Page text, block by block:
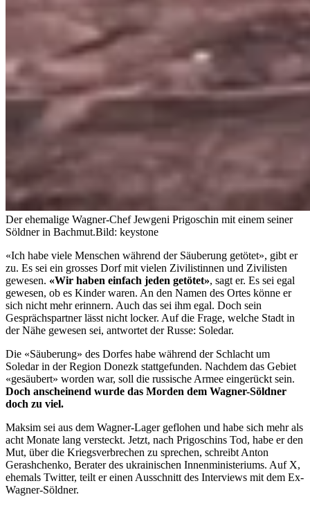
Der ehemalige Wagner-Chef Jewgeni Prigoschin mit einem seiner
Söldner in Bachmut.Bild: keystone
«Ich habe viele Menschen während der Säuberung getötet», gibt er
zu. Es sei ein grosses Dorf mit vielen Zivilistinnen und Zivilisten
gewesen. «Wir haben einfach jeden getötet», sagt er. Es sei egal
gewesen, ob es Kinder waren. An den Namen des Ortes könne er
sich nicht mehr erinnern. Auch das sei ihm egal. Doch sein
Gesprächspartner lässt nicht locker. Auf die Frage, welche Stadt in
der Nähe gewesen sei, antwortet der Russe: Soledar.
Die «Säuberung» des Dorfes habe während der Schlacht um
Soledar in der Region Donezk stattgefunden. Nachdem das Gebiet
«gesäubert» worden war, soll die russische Armee eingerückt sein.
Doch anscheinend wurde das Morden dem Wagner-Söldner
doch zu viel.
Maksim sei aus dem Wagner-Lager geflohen und habe sich mehr als
acht Monate lang versteckt. Jetzt, nach Prigoschins Tod, habe er den
Mut, über die Kriegsverbrechen zu sprechen, schreibt Anton
Gerashchenko, Berater des ukrainischen Innenministeriums. Auf X,
ehemals Twitter, teilt er einen Ausschnitt des Interviews mit dem Ex-
Wagner-Söldner.